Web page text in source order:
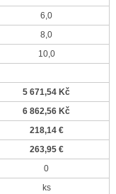
6,0
8,0
10,0
5 671,54 Kč
6 862,56 Kč
218,14 €
263,95 €
0
ks